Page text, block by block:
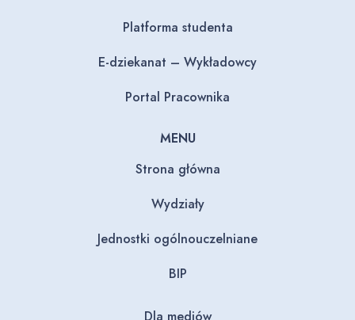
Platforma studenta
E-dziekanat – Wykładowcy
Portal Pracownika
MENU
Strona główna
Wydziały
Jednostki ogólnouczelniane
BIP